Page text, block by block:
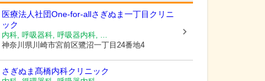
医療法人社団One-for-allさぎぬま一丁目クリニ
ック
内科, 呼吸器科, 呼吸器内科, ...
神奈川県川崎市宮前区鷺沼一丁目24番地4
さぎぬま髙橋内科クリニック